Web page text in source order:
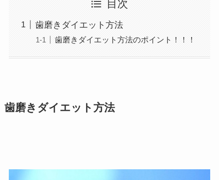
目次
歯磨きダイエット方法
歯磨きダイエット方法のポイント！！！
歯磨きダイエット方法